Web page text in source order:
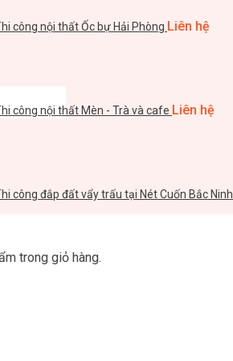
trong giỏ hàng.
công nội thất Ốc bự Hải Phòng Liên hệ
công nội thất Mèn - Trà và cafe Liên hệ
công đắp đất vẩy trấu tại Nét Cuốn Bắc Ninh